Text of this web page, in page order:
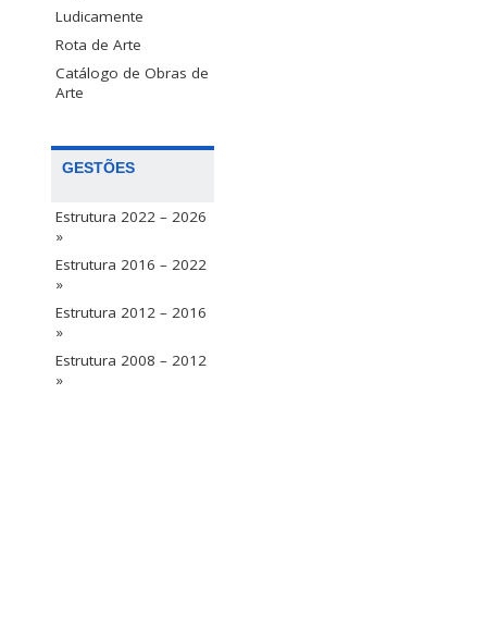
Ludicamente
Rota de Arte
Catálogo de Obras de
Arte
GESTÕES
Estrutura 2022 – 2026
»
Estrutura 2016 – 2022
»
Estrutura 2012 – 2016
»
Estrutura 2008 – 2012
»